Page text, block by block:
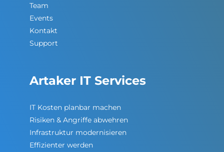
Team
Events
Kontakt
Support
Artaker IT Services
IT Kosten planbar machen
Risiken & Angriffe abwehren
Infrastruktur modernisieren
Effizienter werden